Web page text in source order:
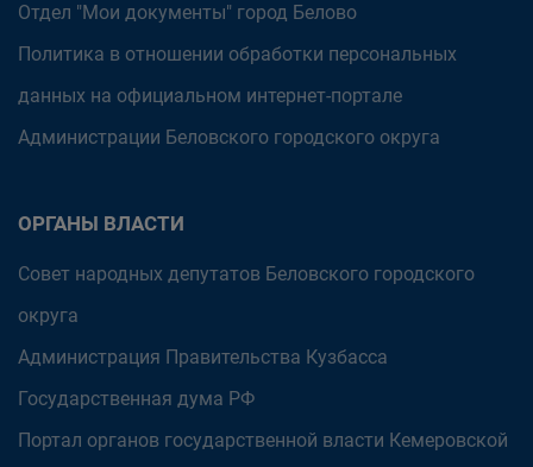
Отдел "Мои документы" город Белово
Политика в отношении обработки персональных
данных на официальном интернет-портале
Администрации Беловского городского округа
ОРГАНЫ ВЛАСТИ
Совет народных депутатов Беловского городского
округа
Администрация Правительства Кузбасса
Государственная дума РФ
Портал органов государственной власти Кемеровской